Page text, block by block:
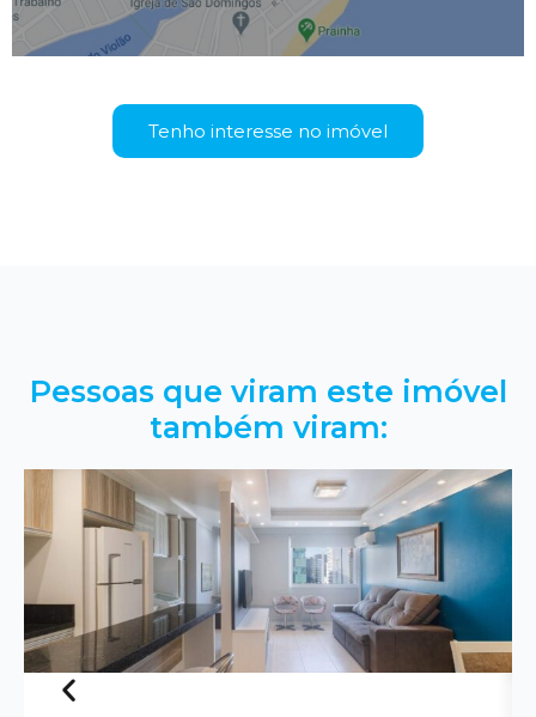
Tenho interesse no imóvel
Pessoas que viram este imóvel
também viram: